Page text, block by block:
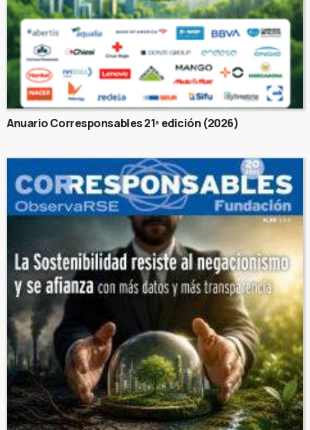
Anuario Corresponsables 21ª edición (2026)